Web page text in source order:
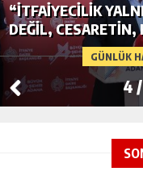
GÜNLÜK
“İTFAIYECILIK
DEĞIL, CESARETIN,
INSAN SEVGISININ
TEMSILIDIR.”
4/